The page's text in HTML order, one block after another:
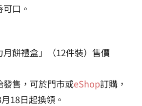
口。
月餅禮盒」（12件裝）售價
發售，可於門市或eShop訂購，
18日起換領。